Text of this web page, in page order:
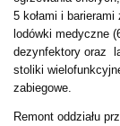
5 kołami i
lodówki medyczne
dezynfektory oraz
stoliki
zabiegowe.
Remont oddziału